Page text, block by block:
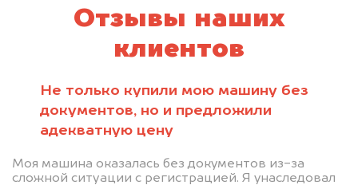
Отзывы наших
клиентов
Не только купили мою машину без
документов, но и предложили
адекватную цену
Моя машина оказалась без документов из-за
сложной ситуации с регистрацией. Я унаследовал